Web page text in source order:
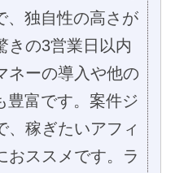
、独自性の高さが
きの3営業日以内
ネーの導入や他の
豊富です。案件ジ
、稼ぎたいアフィ
おススメです。ラ